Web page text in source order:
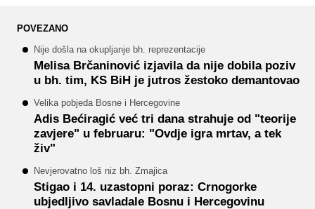
POVEZANO
Nije došla na okupljanje bh. reprezentacije
Melisa Brčaninović izjavila da nije dobila poziv
u bh. tim, KS BiH je jutros žestoko demantovao
Velika pobjeda Bosne i Hercegovine
Adis Bećiragić već tri dana strahuje od "teorije
zavjere" u februaru: "Ovdje igra mrtav, a tek
živ"
Nevjerovatno loš niz bh. Zmajica
Stigao i 14. uzastopni poraz: Crnogorke
ubjedljivo savladale Bosnu i Hercegovinu